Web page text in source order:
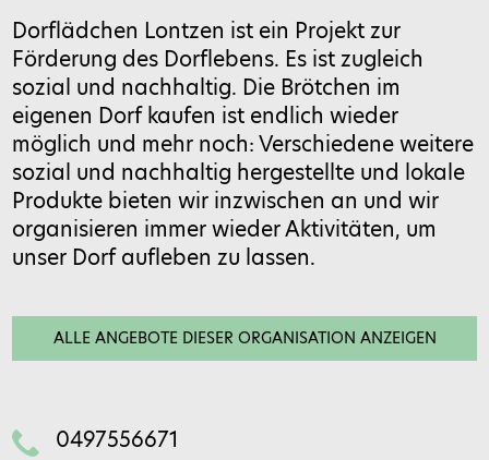
Bitte gib eine Antwort in Ziffern ein:
15 − 9 =
Feld bitte leer lassen
Dorflädchen Lontzen ist ein Projekt zur
Förderung des Dorflebens. Es ist zugleich
sozial und nachhaltig. Die Brötchen im
eigenen Dorf kaufen ist endlich wieder
möglich und mehr noch: Verschiedene weitere
sozial und nachhaltig hergestellte und lokale
Produkte bieten wir inzwischen an und wir
organisieren immer wieder Aktivitäten, um
unser Dorf aufleben zu lassen.
ALLE ANGEBOTE DIESER ORGANISATION ANZEIGEN
0497556671